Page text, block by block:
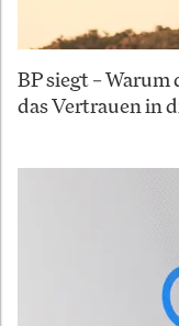
BP siegt –
das Vertrauen in